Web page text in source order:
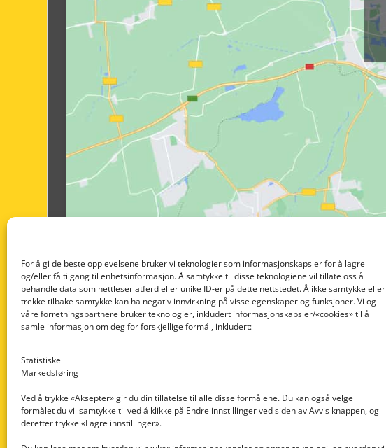
For å gi de beste opplevelsene bruker vi teknologier som informasjonskapsler for å lagre
og/eller få tilgang til enhetsinformasjon. Å samtykke til disse teknologiene vil tillate oss å
behandle data som nettleser atferd eller unike ID-er på dette nettstedet. Å ikke samtykke eller
trekke tilbake samtykke kan ha negativ innvirkning på visse egenskaper og funksjoner. Vi og
våre forretningspartnere bruker teknologier, inkludert informasjonskapsler/«cookies» til å
samle informasjon om deg for forskjellige formål, inkludert:
Statistiske
Markedsføring
Ved å trykke «Aksepter» gir du din tillatelse til alle disse formålene. Du kan også velge
formålet du vil samtykke til ved å klikke på Endre innstillinger ved siden av Avvis knappen, og
deretter trykke «Lagre innstillinger».
Nedre Nøttveit 60, 5238 Rådal
Email: post@dekkogdeler.com